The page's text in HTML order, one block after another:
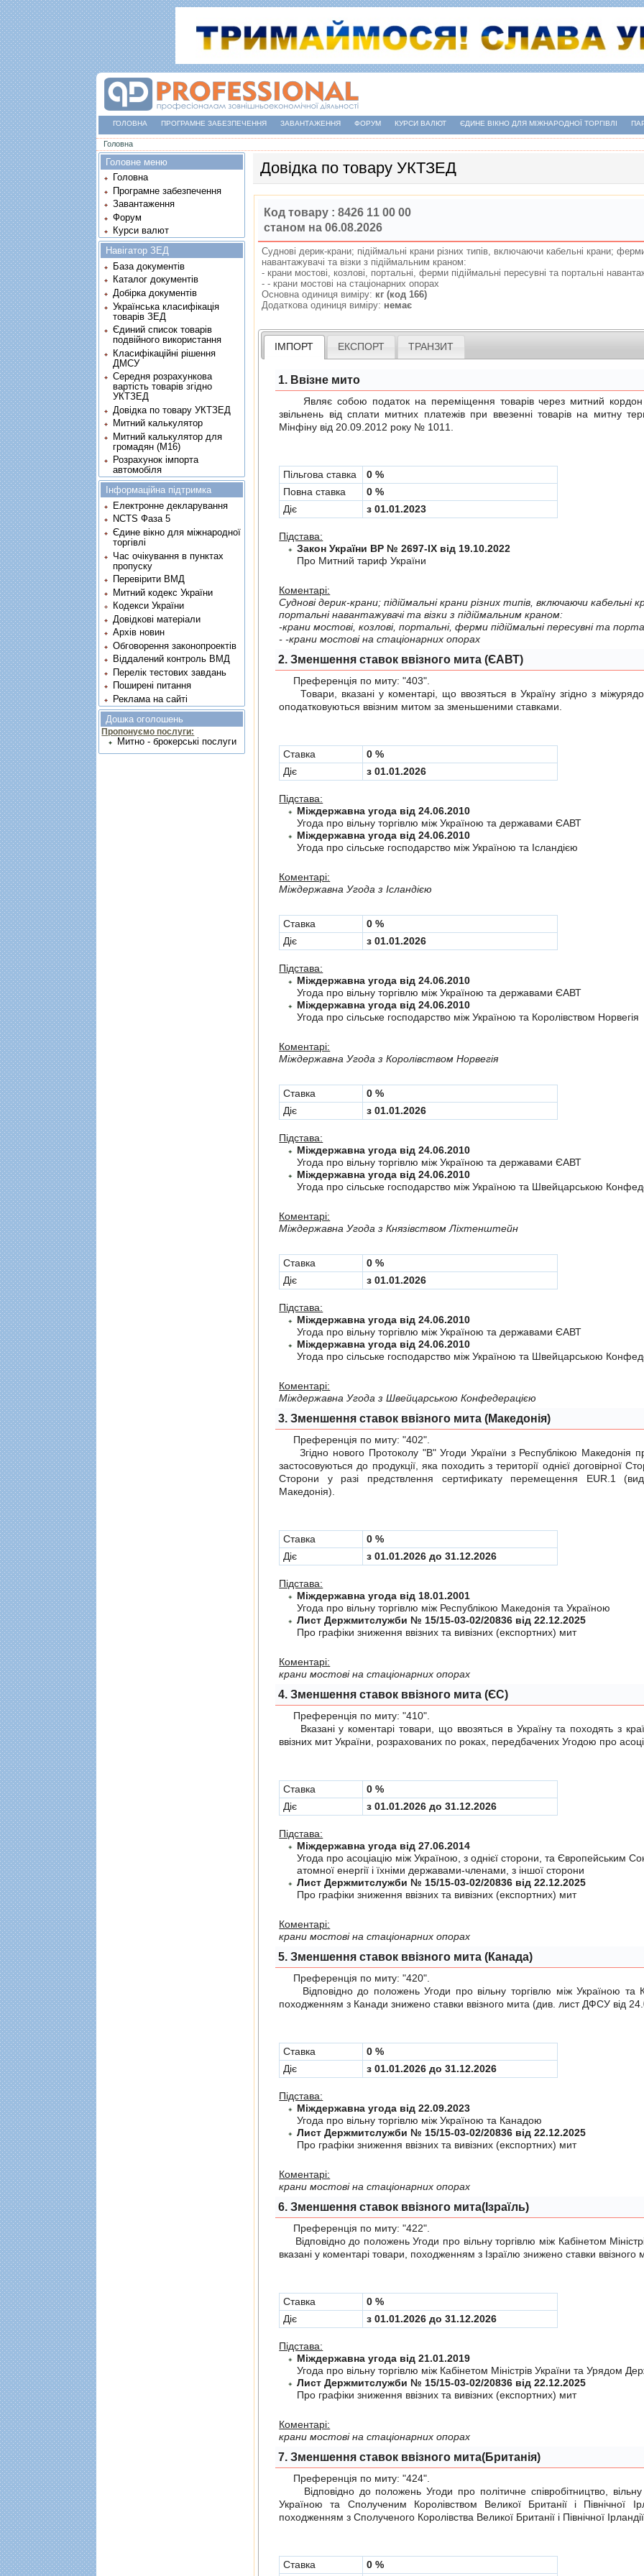
ГОЛОВНА ПРОГРАМНЕ ЗАБЕЗПЕЧЕННЯ ЗАВАНТАЖЕННЯ ФОРУМ КУРСИ ВАЛЮТ ЄДИНЕ ВІКНО ДЛЯ МІЖНАРОДНОЇ ТОРГІВЛІ
Ви є тут
Головна
Довідка по товару УКТЗЕД
Код товару :8426 11 00 00
станом на 06.08.2026
Судновi дерик-крани; пiдiймальнi крани рiзних типiв, включаючи кабельнi крани;
навантажувачi та вiзки з пiдiймальним краном:
- крани мостовi, козловi, портальнi, ферми пiдiймальнi пересувнi та портальнi
- - крани мостовi на стацiонарних опорах
Основна одиниця виміру: кг (код 166)
Додаткова одиниця виміру: немає
ІМПОРТ ЕКСПОРТ ТРАНЗИТ
1. Ввізне мито
Являє собою податок на переміщення товарів через митний кордон
звiльнень вiд сплати митних платежiв при ввезеннi товарiв на митну
Мінфіну від 20.09.2012 року № 1011
Пільгова ставка
0 %
Повна ставка
0 %
Діє
з 01.01.2023
Підстава:
Закон України ВР № 2697-IX від 19.10.2022
Про Митний тариф України
Коментарі:
Судновi дерик-крани; пiдiймальнi крани рiзних типiв, включаючи кабельнi
портальнi навантажувачi та вiзки з пiдiймальним краном:
-крани мостовi,
- -крани мостовi на стацiонарних опорах
2. Зменшення ставок ввізного мита (ЄАВТ)
Преференція по миту:"403"
Товари, вказані у коментарі, що ввозяться в Україну згiдно з
оподатковуються ввізним митом за зменьшеними ставками.
Cтавка
0 %
Діє
з 01.01.2026
Підстава:
Міждержавна угода від 24.06.2010
Угода про вiльну торгiвлю мiж Україною та державами ЄАВТ
Міждержавна угода від 24.06.2010
Угода про сiльське господарство мiж Україною та Iсландiєю
Коментарі:
Мiждержавна Угода з Ісландією
Cтавка
0 %
Діє
з 01.01.2026
Підстава:
Міждержавна угода від 24.06.2010
Угода про вiльну торгiвлю мiж Україною та державами ЄАВТ
Міждержавна угода від 24.06.2010
Угода про сiльське господарство мiж Україною та Королiвством Норвегiя
Коментарі:
Мiждержавна Угода з Королiвством Норвегія
Cтавка
0 %
Діє
з 01.01.2026
Підстава:
Міждержавна угода від 24.06.2010
Угода про вiльну торгiвлю мiж Україною та державами ЄАВТ
Міждержавна угода від 24.06.2010
Угода про сiльське господарство мiж Україною та Швейцарською
Коментарі:
Мiждержавна Угода з Князiвством Лiхтенштейн
Cтавка
0 %
Діє
з 01.01.2026
Підстава:
Міждержавна угода від 24.06.2010
Угода про вiльну торгiвлю мiж Україною та державами ЄАВТ
Міждержавна угода від 24.06.2010
Угода про сiльське господарство мiж Україною та Швейцарською
Коментарі:
Мiждержавна Угода з Швейцарською Конфедерацiєю
3. Зменшення ставок ввізного мита (Македонія)
Преференція по миту:"402"
Згідно нового Протоколу "B"Угоди України з Республікою Македонія
застосовуються до продукції, яка походить з території однієї договірної
Сторони у разі предствлення сертификату перемещення EUR.1
Македонія).
Cтавка
0 %
Діє
з 01.01.2026 до 31.12.2026
Підстава:
Міждержавна угода від 18.01.2001
Угода про вiльну торгiвлю мiж Республiкою Македонiя та Україною
Лист Держмитслужби № 15/15-03-02/20836 від 22.12.2025
Про графiки зниження ввiзних та вивiзних (експортних) мит
Коментарі:
крани мостові на стаціонарних опорах
4. Зменшення ставок ввізного мита (ЄС)
Преференція по миту:"410"
Вказані у коментарі товари, що ввозяться в Україну та походять з
ввізних мит України, розрахованих по роках, передбаченихУгодою про
Cтавка
0 %
Діє
з 01.01.2026 до 31.12.2026
Підстава:
Міждержавна угода від 27.06.2014
Угода про асоцiацiю мiж Україною, з однiєї сторони, та Європейським
атомної енергiї i їхнiми державами-членами, з iншої сторони
Лист Держмитслужби № 15/15-03-02/20836 від 22.12.2025
Про графiки зниження ввiзних та вивiзних (експортних) мит
Коментарі:
крани мостові на стаціонарних опорах
5. Зменшення ставок ввізного мита (Канада)
Преференція по миту:"420"
Відповідно до положеньУгоди про вiльну торгiвлю мiж Україною та
походженням з Канади знижено ставки ввізного мита (див. лист ДФСУ від
Cтавка
0 %
Діє
з 01.01.2026 до 31.12.2026
Підстава:
Міждержавна угода від 22.09.2023
Угода про вiльну торгiвлю мiж Україною та Канадою
Лист Держмитслужби № 15/15-03-02/20836 від 22.12.2025
Про графiки зниження ввiзних та вивiзних (експортних) мит
Коментарі:
крани мостові на стаціонарних опорах
6. Зменшення ставок ввізного мита(Ізраїль)
Преференція по миту:"422"
Відповідно до положеньУгоди про вiльну торгiвлю мiж Кабінетом
вказані у коментарі товари, походженням з Ізраїлю знижено ставки ввізного
Cтавка
0 %
Діє
з 01.01.2026 до 31.12.2026
Підстава:
Міждержавна угода від 21.01.2019
Угода про вiльну торгiвлю мiж Кабiнетом Мiнiстрiв України та Урядом
Лист Держмитслужби № 15/15-03-02/20836 від 22.12.2025
Про графiки зниження ввiзних та вивiзних (експортних) мит
Коментарі:
крани мостові на стаціонарних опорах
7. Зменшення ставок ввізного мита(Британія)
Преференція по миту:"424"
Відповідно до положеньУгоди про політичне співробітництво,
Україною та Сполученим Королівством Великої Британії і Північної
походженням з Сполученого Королівства Великої Британії і Північної
Cтавка
0 %
Головне меню
Головна
Програмне забезпечення
Завантаження
Форум
Курси валют
Навігатор ЗЕД
База документів
Каталог документів
Добірка документів
Українська класифікація
товарів ЗЕД
Єдиний список товарів
подвійного використання
Класифікаційні рішення
ДМСУ
Середня розрахункова
вартість товарів згідно
УКТЗЕД
Довідка по товару УКТЗЕД
Митний калькулятор
Митний калькулятор для
громадян (М16)
Розрахунок імпорта
автомобіля
Інформаційна підтримка
Електронне декларування
NCTS Фаза 5
Єдине вікно для міжнародної
торгівлі
Час очікування в пунктах
пропуску
Перевірити ВМД
Митний кодекс України
Кодекси України
Довідкові матеріали
Архів новин
Обговорення законопроектів
Віддалений контроль ВМД
Перелік тестових завдань
Поширені питання
Реклама на сайті
Дошка оголошень
Пропонуємо послуги:
Митно - брокерські послуги